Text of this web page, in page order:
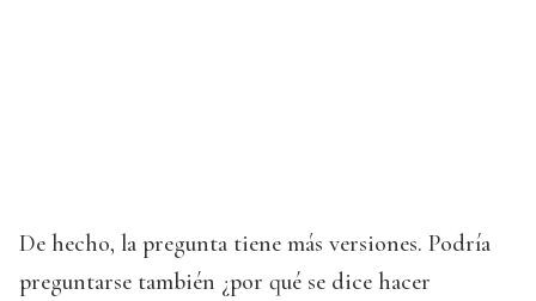
De hecho, la pregunta tiene más versiones. Podría
preguntarse también ¿por qué se dice hacer